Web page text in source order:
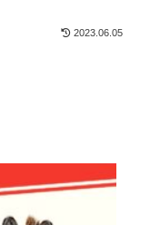
2023.06.05